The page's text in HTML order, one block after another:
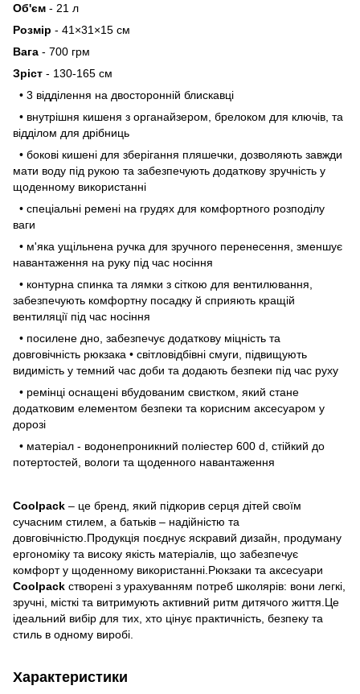
Об'єм - 21 л
Розмір - 41×31×15 см
Вага - 700 грм
Зріст - 130-165 см
• 3 відділення на двосторонній блискавці
• внутрішня кишеня з органайзером, брелоком для ключів, та
відділом для дрібниць
• бокові кишені для зберігання пляшечки, дозволяють завжди
мати воду під рукою та забезпечують додаткову зручність у
щоденному використанні
• спеціальні ремені на грудях для комфортного розподілу
ваги
• м'яка ущільнена ручка для зручного перенесення, зменшує
навантаження на руку під час носіння
• контурна спинка та лямки з сіткою для вентилювання,
забезпечують комфортну посадку й сприяють кращій
вентиляції під час носіння
• посилене дно, забезпечує додаткову міцність та
довговічність рюкзака • світловідбівні смуги, підвищують
видимість у темний час доби та додають безпеки під час руху
• ремінці оснащені вбудованим свистком, який стане
додатковим елементом безпеки та корисним аксесуаром у
дорозі
• матеріал - водонепроникний поліестер 600 d, стійкий до
потертостей, вологи та щоденного навантаження
Coolpack – це бренд, який підкорив серця дітей своїм
сучасним стилем, а батьків – надійністю та
довговічністю.Продукція поєднує яскравий дизайн, продуману
ергономіку та високу якість матеріалів, що забезпечує
комфорт у щоденному використанні.Рюкзаки та аксесуари
Coolpack створені з урахуванням потреб школярів: вони легкі,
зручні, місткі та витримують активний ритм дитячого життя.Це
ідеальний вибір для тих, хто цінує практичність, безпеку та
стиль в одному виробі.
Характеристики